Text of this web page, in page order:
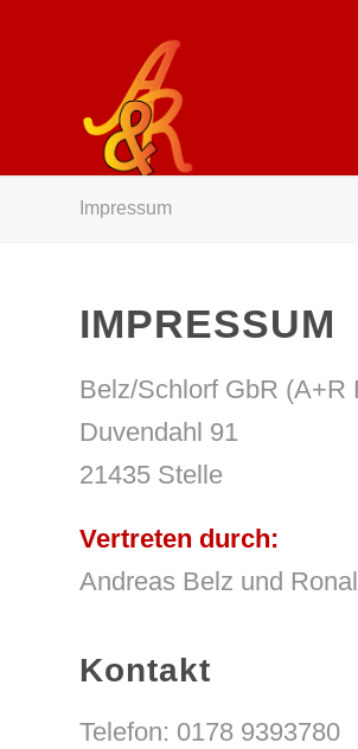
Impressum
IMPRESSUM
Belz/Schlorf GbR (A+R
Duvendahl 91
21435 Stelle
Vertreten durch:
Andreas Belz und
Kontakt
Telefon: 0178 9393780